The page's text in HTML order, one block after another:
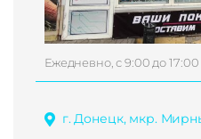
Ежедневно, с 9:00 до 17:00
г. Донецк, мкр.